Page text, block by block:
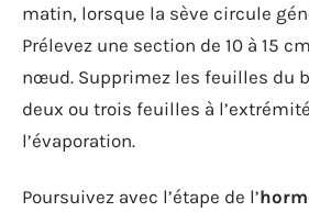
matin, lorsque la sève circule
Prélevez une section de 10 à 15
nœud. Supprimez les feuilles du
deux ou trois feuilles à
l’évaporation.
Poursuivez avec l’étape de l’